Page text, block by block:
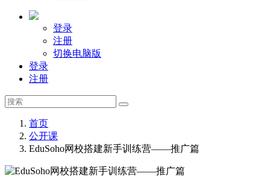
登录
注册
切换电脑版
登录
注册
首页
公开课
EduSoho网校搭建新手训练营——推广篇